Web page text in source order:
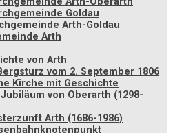
Goldau
Arth-Goldau
Arth
von Arth
vom 2. September 1806
Kirche mit Geschichte
von Oberarth (1298-
Arth (1686-1986)